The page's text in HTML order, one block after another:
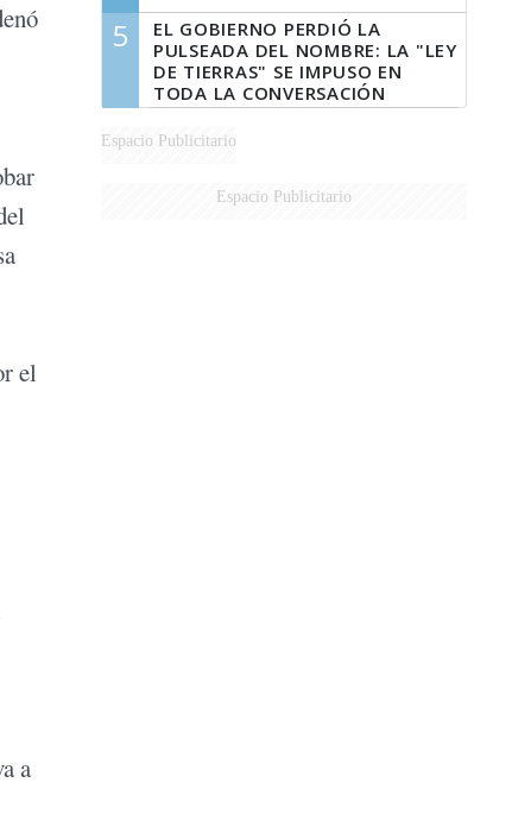
el
a
5
EL GOBIERNO PERDIÓ LA
PULSEADA DEL NOMBRE: LA "LEY
DE TIERRAS" SE IMPUSO EN
TODA LA CONVERSACIÓN
DIGITAL
Espacio Publicitario
Espacio Publicitario